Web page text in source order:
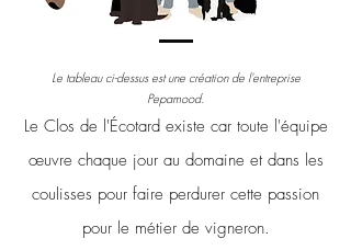
Le tableau ci-dessus est une création de l'entreprise
Pepamood.
Le Clos de l'Écotard existe car toute l'équipe
œuvre chaque jour au domaine et dans les
coulisses pour faire perdurer cette passion
pour le métier de vigneron.